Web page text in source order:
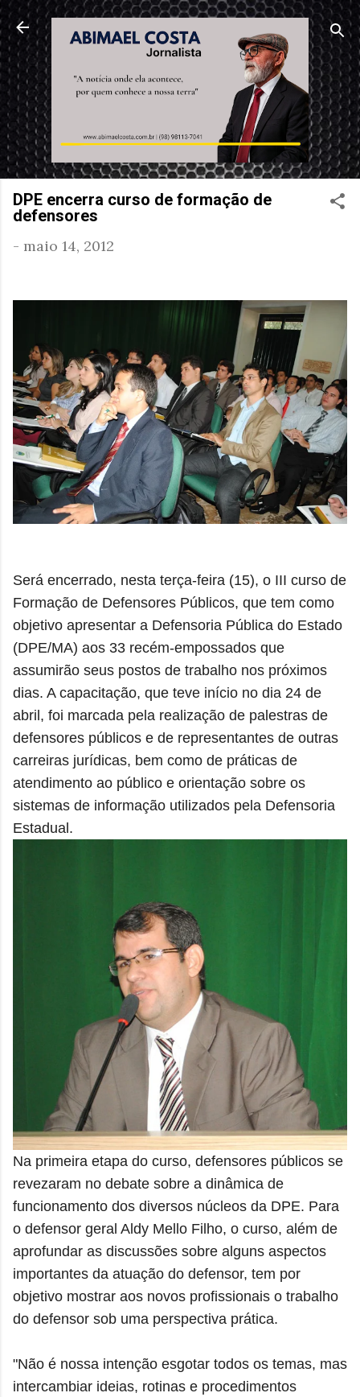
Pular para o conteúdo principal
DPE encerra curso de formação de
defensores
- maio 14, 2012
Será encerrado, nesta terça-feira (15), o III curso de
Formação de Defensores Públicos, que tem como
objetivo apresentar a Defensoria Pública do Estado
(DPE/MA) aos 33 recém-empossados que
assumirão seus postos de trabalho nos próximos
dias. A capacitação, que teve início no dia 24 de
abril, foi marcada pela realização de palestras de
defensores públicos e de representantes de outras
carreiras jurídicas, bem como de práticas de
atendimento ao público e orientação sobre os
sistemas de informação utilizados pela Defensoria
Estadual.
Na primeira etapa do curso, defensores públicos se
revezaram no debate sobre a dinâmica de
funcionamento dos diversos núcleos da DPE. Para
o defensor geral Aldy Mello Filho, o curso, além de
aprofundar as discussões sobre alguns aspectos
importantes da atuação do defensor, tem por
objetivo mostrar aos novos profissionais o trabalho
do defensor sob uma perspectiva prática.
"Não é nossa intenção esgotar todos os temas, mas
intercambiar ideias, rotinas e procedimentos